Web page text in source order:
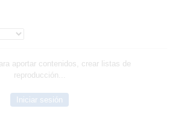
aportar contenidos, crear listas de
reproducción...
Iniciar sesión